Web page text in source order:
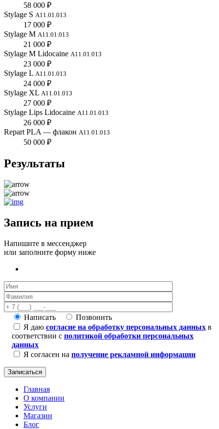
58 000 ₽
Stylage S А11.01.013
17 000 ₽
Stylage M А11.01.013
21 000 ₽
Stylage M Lidocaine А11.01.013
23 000 ₽
Stylage L А11.01.013
24 000 ₽
Stylage XL А11.01.013
27 000 ₽
Stylage Lips Lidocaine А11.01.013
26 000 ₽
Repart PLA — флакон А11.01.013
50 000 ₽
Результаты
Запись на прием
Напишите в мессенджер
или заполните форму ниже
Написать
Позвонить
Я даю согласие на обработку персональных данных в
соответствии с политикой обработки персональных
данных
Я согласен на получение рекламной информации
Главная
О компании
Услуги
Магазин
Блог